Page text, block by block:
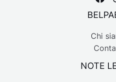
Chi
NOTE